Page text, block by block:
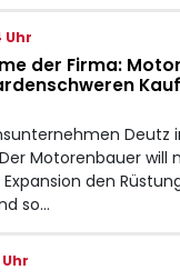
Uhr
der Firma:
Deutz
Motorenbauer will
den
so…